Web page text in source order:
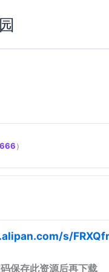
）
s/
保存此资源后再下载